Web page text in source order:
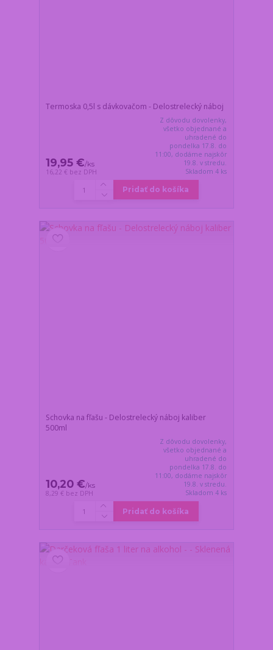
Termoska 0,5l s dávkovačom - Delostrelecký náboj
19,95 €/ks
16,22 € bez DPH
Z dôvodu dovolenky,
všetko objednané a
uhradené do
pondelka 17.8. do
11:00, dodáme najskôr
19.8. v stredu.
Skladom 4 ks
Pridať do košíka
Schovka na fľašu - Delostrelecký náboj kaliber
500ml
10,20 €/ks
8,29 € bez DPH
Z dôvodu dovolenky,
všetko objednané a
uhradené do
pondelka 17.8. do
11:00, dodáme najskôr
19.8. v stredu.
Skladom 4 ks
Pridať do košíka